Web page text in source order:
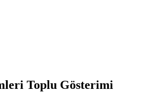
Toplu Gösterimi